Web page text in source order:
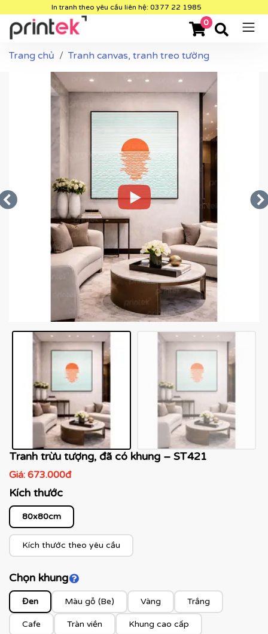
In tranh theo yêu cầu liên hệ: 0377 22 1985
0
Trang chủ Tranh canvas, tranh treo tường
Tranh trừu tượng, đã có khung – ST421
Giá: 673.000đ
Kích thước
80x80cm
Kích thước theo yêu cầu
Chọn khungClick để xem màu khung
Đen Màu gỗ (Be) Vàng Trắng
Cafe Tràn viền Khung cao cấp